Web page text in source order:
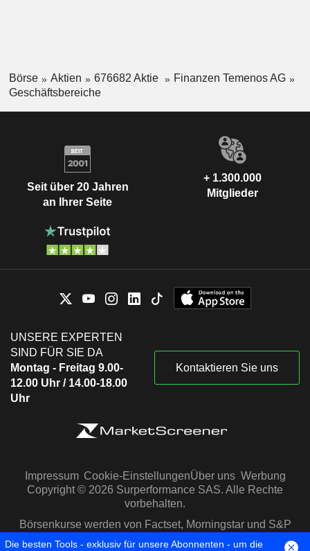
Börse Aktien 676682 Aktie
Finanzen Temenos AG
Geschäftsbereiche
Seit über 20 Jahren
an Ihrer Seite
+ 1.300.000
Mitglieder
UNSERE EXPERTEN
SIND FÜR SIE DA
Montag - Freitag 9.00-
12.00 Uhr / 14.00-18.00
Uhr
Kontaktieren Sie uns
Impressum Cookie-EinstellungenÜber uns Werbung
Copyright © 2026 Surperformance SAS. Alle Rechte
vorbehalten.
Börsenkurse werden von Factset, Morningstar und S&P
Capital IQ zur Verfügung gestellt
Die besten Tools - exklusiv für unsere Abonnenten - um die